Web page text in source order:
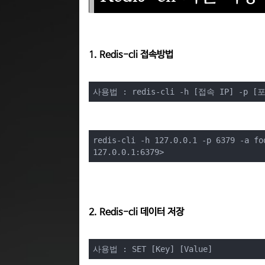
1. Redis-cli 접속방법
사용법 : redis-cli -h [접속 IP] -p [포
redis-cli -h 127.0.0.1 -p 6379 -a
127.0.0.1:6379>
2. Redis-cli 데이터 저장
사용법 : SET [Key] [Value]